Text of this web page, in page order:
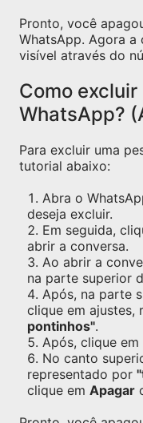
Pronto, você
WhatsApp. Agora a
visível através do
Como
WhatsApp?
Para excluir uma
tutorial abaixo:
Abra o
deseja excluir.
Em seguida,
abrir a conversa.
Ao abrir a
na parte superior
Após, na parte
clique em ajustes,
pontinhos".
Após, clique em
No canto
representado por
clique em Apagar